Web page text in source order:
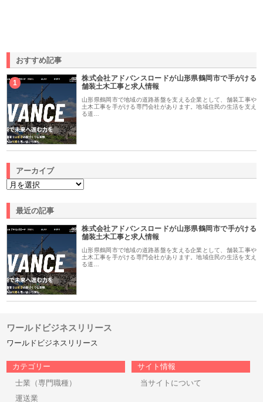
おすすめ記事
1
株式会社アドバンスロードが山形県鶴岡市で手がける
舗装土木工事と求人情報
山形県鶴岡市で地域の道路基盤を支える企業として、舗装工事や
土木工事を手がける専門会社があります。地域住民の生活を支え
る道…
アーカイブ
最近の記事
株式会社アドバンスロードが山形県鶴岡市で手がける
舗装土木工事と求人情報
山形県鶴岡市で地域の道路基盤を支える企業として、舗装工事や
土木工事を手がける専門会社があります。地域住民の生活を支え
る道…
ワールドビジネスリリース
ワールドビジネスリリース
カテゴリー
士業（専門職種）
運送業
サイト情報
当サイトについて